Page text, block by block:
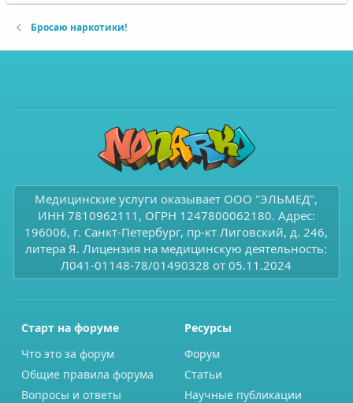
Бросаю наркотики!
Медицинские услуги оказывает ООО "ЭЛЬМЕД",
ИНН 7810962111, ОГРН 1247800062180. Адрес:
196006, г. Санкт-Петербург, пр-кт Лиговский, д. 246,
литера Я. Лицензия на медицинскую деятельность:
Л041-01148-78/01490328 от 05.11.2024
Старт на форуме
Что это за форум
Общие правила форума
Вопросы и ответы
Ресурсы
Форум
Статьи
Научные публикации